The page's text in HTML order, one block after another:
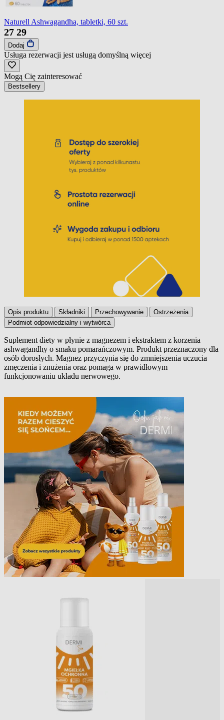
Naturell Ashwagandha, tabletki, 60 szt.
27 29
Dodaj
Usługa rezerwacji jest usługą domyślną więcej
Mogą Cię zainteresować
Bestsellery
Opis produktu Składniki Przechowywanie
Ostrzeżenia
Podmiot odpowiedzialny i wytwórca
Opis produktu
Suplement diety w płynie z magnezem i ekstraktem z korzenia
ashwagandhy o smaku pomarańczowym. Produkt przeznaczony dla
osób dorosłych. Magnez przyczynia się do zmniejszenia uczucia
zmęczenia i znużenia oraz pomaga w prawidłowym
funkcjonowaniu układu nerwowego.